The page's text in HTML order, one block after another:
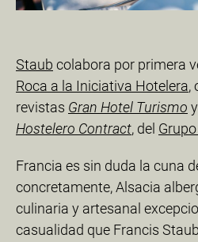
Staub colabora por primera
Roca a la Iniciativa Hotelera,
revistas Gran Hotel Turismo y
Hostelero Contract, del
Francia es sin duda la cuna
concretamente, Alsacia
culinaria y artesanal
casualidad que Francis